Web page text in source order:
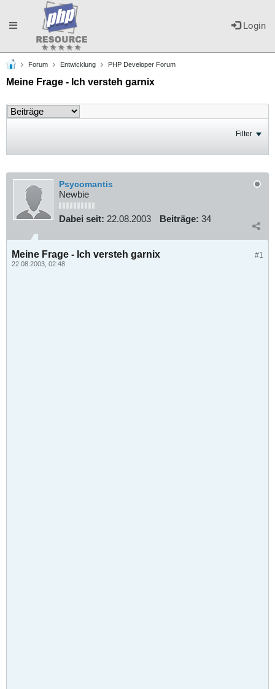
Login
Toggle
navigation
Forum Entwicklung PHP Developer Forum
Meine Frage - Ich versteh garnix
Filter
Psycomantis
Newbie
Dabei seit: 22.08.2003 Beiträge: 34
#1
Meine Frage - Ich versteh garnix
22.08.2003, 02:48